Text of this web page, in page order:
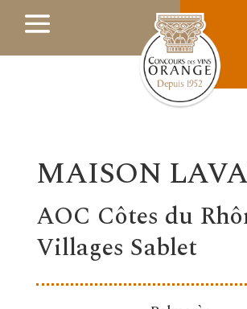
MAISON
AOC Côtes du
Villages Sablet